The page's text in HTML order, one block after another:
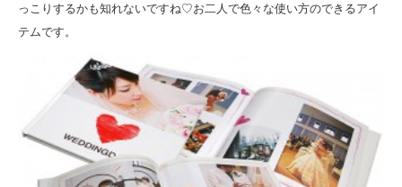
っこりするかも知れないですね♡お二人で色々な使い方のできるアイ
テムです。